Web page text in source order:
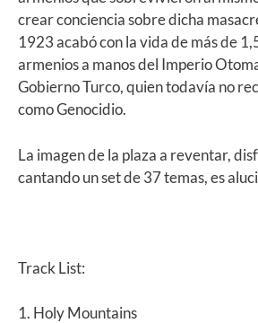
crear conciencia sobre dicha
1923 acabó con la vida de más de
armenios a manos del Imperio
Gobierno Turco, quien todavía no
como Genocidio.
La imagen de la plaza a reventar,
cantando un set de 37 temas, es
Track List:
1. Holy Mountains